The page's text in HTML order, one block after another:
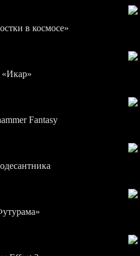
в космосе»
Fantasy